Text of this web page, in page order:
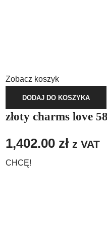
Zobacz koszyk
DODAJ DO KOSZYKA
złoty charms love
1,402.00 zł z VAT
CHCĘ!